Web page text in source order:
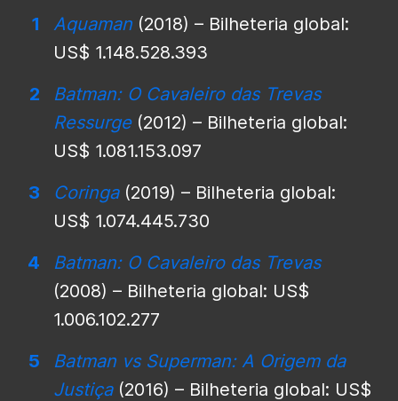
Aquaman (2018) – Bilheteria global:
US$ 1.148.528.393
Batman: O Cavaleiro das Trevas
Ressurge(2012) – Bilheteria global:
US$ 1.081.153.097
Coringa(2019) – Bilheteria global:
US$ 1.074.445.730
Batman: O Cavaleiro das Trevas
(2008) – Bilheteria global: US$
1.006.102.277
Batman vs Superman: A Origem da
Justiça(2016) – Bilheteria global: US$